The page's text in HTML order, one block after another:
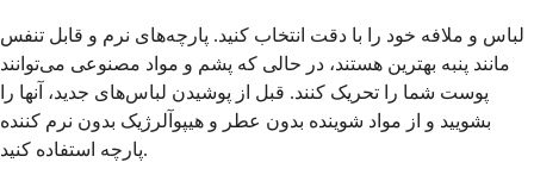
لباس و ملافه خود را با دقت انتخاب کنید. پارچه‌های نرم و قابل تنفس
مانند پنبه بهترین هستند، در حالی که پشم و مواد مصنوعی می‌توانند
پوست شما را تحریک کنند. قبل از پوشیدن لباس‌های جدید، آنها را
بشویید و از مواد شوینده بدون عطر و هیپوآلرژیک بدون نرم کننده
پارچه استفاده کنید.